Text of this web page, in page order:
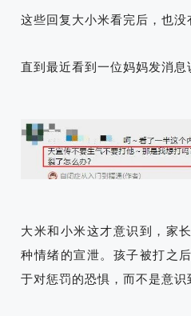
这些回复大小米看完后，也没
直到最近看到一位妈妈发消息
大米和小米这才意识到，家
种情绪的宣泄。孩子被打之
于对惩罚的恐惧，而不是意识